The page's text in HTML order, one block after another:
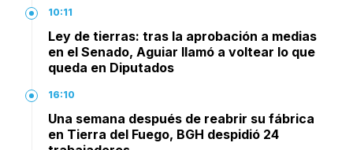
10:11
Ley de tierras: tras la aprobación a medias
en el Senado, Aguiar llamó a voltear lo que
queda en Diputados
16:10
Una semana después de reabrir su fábrica
en Tierra del Fuego, BGH despidió 24